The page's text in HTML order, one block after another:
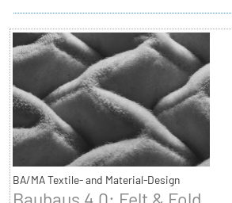
BA/MA Textile- and Material-Design